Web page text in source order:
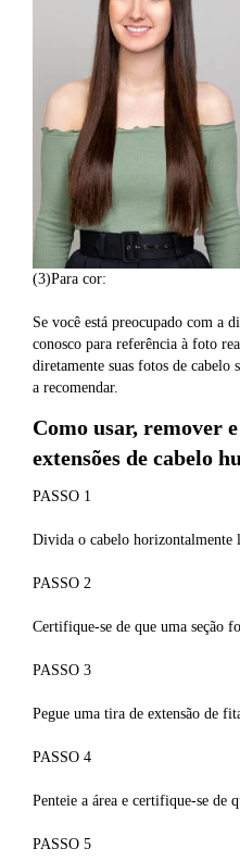
(3)Para cor:
Se você está preocupado com a
conosco para referência à foto
diretamente suas fotos de cabelo
a recomendar.
Como usar, remover
extensões de cabelo
PASSO 1
Divida o cabelo horizontalmente
PASSO 2
Certifique-se de que uma seção
PASSO 3
Pegue uma tira de extensão de
PASSO 4
Penteie a área e certifique-se de
PASSO 5